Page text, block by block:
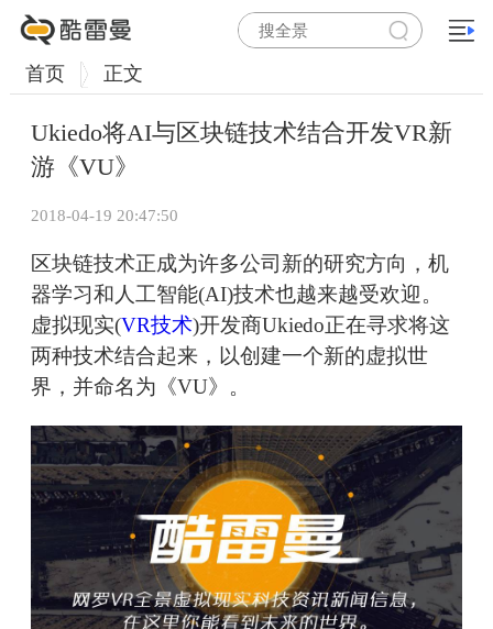
首页 正文
Ukiedo将AI与区块链技术结合开发VR新
游《VU》
2018-04-19 20:47:50
区块链技术正成为许多公司新的研究方向，机
器学习和人工智能(AI)技术也越来越受欢迎。
虚拟现实(VR技术)开发商Ukiedo正在寻求将这
两种技术结合起来，以创建一个新的虚拟世
界，并命名为《VU》。